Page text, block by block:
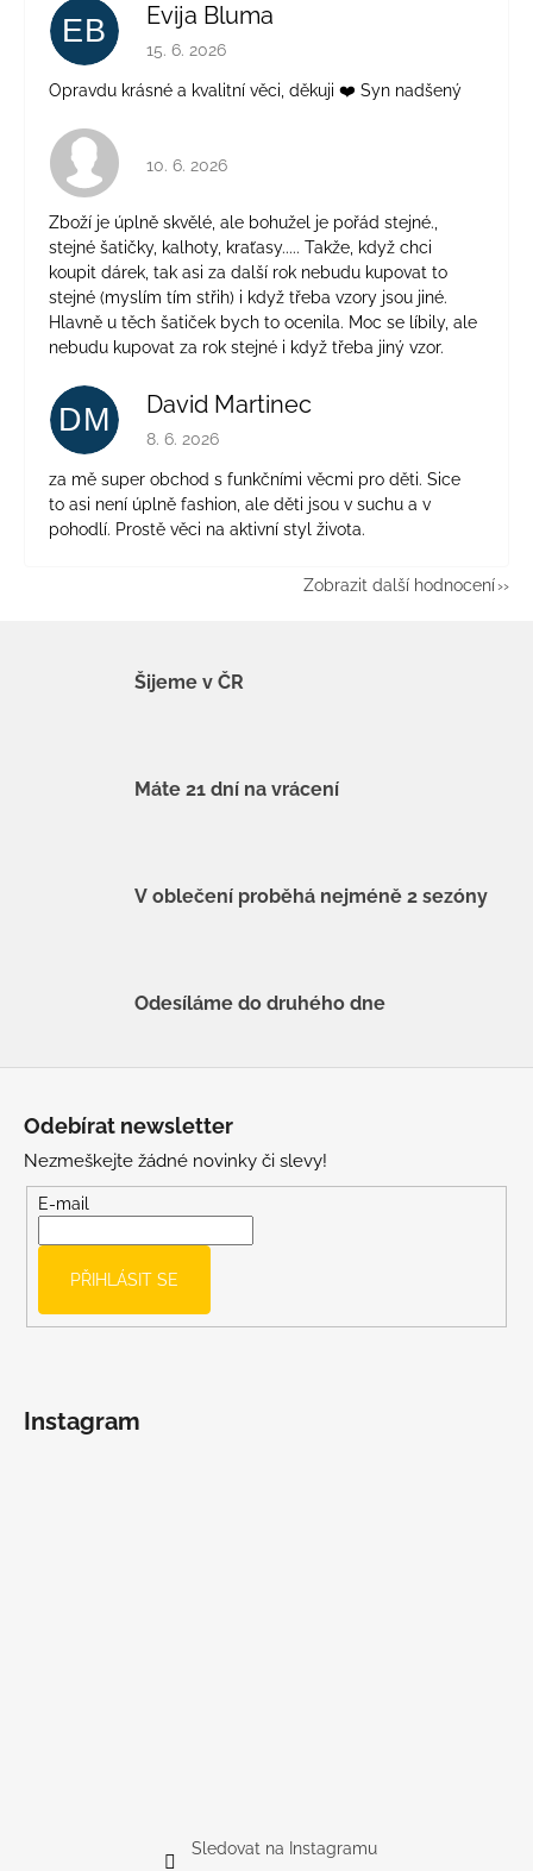
EB Evija Bluma
Hodnocení obchodu je 5 z 5 hvězdiček.
15. 6. 2026
Opravdu krásné a kvalitní věci, děkuji ❤️ Syn nadšený
Hodnocení obchodu je 4 z 5 hvězdiček.
10. 6. 2026
Zboží je úplně skvělé, ale bohužel je pořád stejné.,
stejné šatičky, kalhoty, kraťasy..... Takže, když chci
koupit dárek, tak asi za další rok nebudu kupovat to
stejné (myslím tím střih) i když třeba vzory jsou jiné.
Hlavně u těch šatiček bych to ocenila. Moc se líbily, ale
nebudu kupovat za rok stejné i když třeba jiný vzor.
DM David Martinec
Hodnocení obchodu je 5 z 5 hvězdiček.
8. 6. 2026
za mě super obchod s funkčními věcmi pro děti. Sice
to asi není úplně fashion, ale děti jsou v suchu a v
pohodlí. Prostě věci na aktivní styl života.
Zobrazit další hodnocení
Šijeme v ČR
Máte 21 dní na vrácení
V oblečení proběhá nejméně 2 sezóny
Odesíláme do druhého dne
Odebírat newsletter
Nezmeškejte žádné novinky či slevy!
E-mail
PŘIHLÁSIT SE
Instagram
Sledovat na Instagramu